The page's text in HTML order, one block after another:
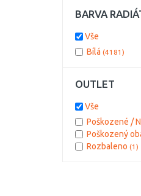
1005 (53)
1205
2005
2305(53)
3005(53)
BARVA
Vše
Bílá (4181)
OUTLET
Vše
Poškozené /
Poškozený
Rozbaleno (1)